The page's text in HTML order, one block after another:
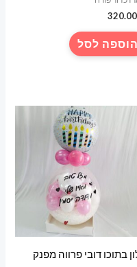
320.00
הוספה לסל
בתוכו דובי פרווה מפנק